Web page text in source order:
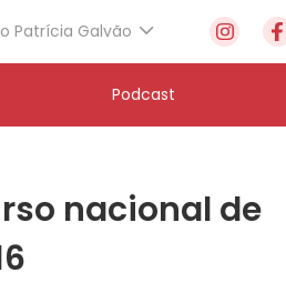
Patrícia Galvão
Podcast
nacional de